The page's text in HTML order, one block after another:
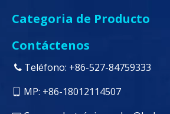
Categoria de Producto
Contáctenos
 Teléfono: +86-527-84759333
MP: +86-18012114507